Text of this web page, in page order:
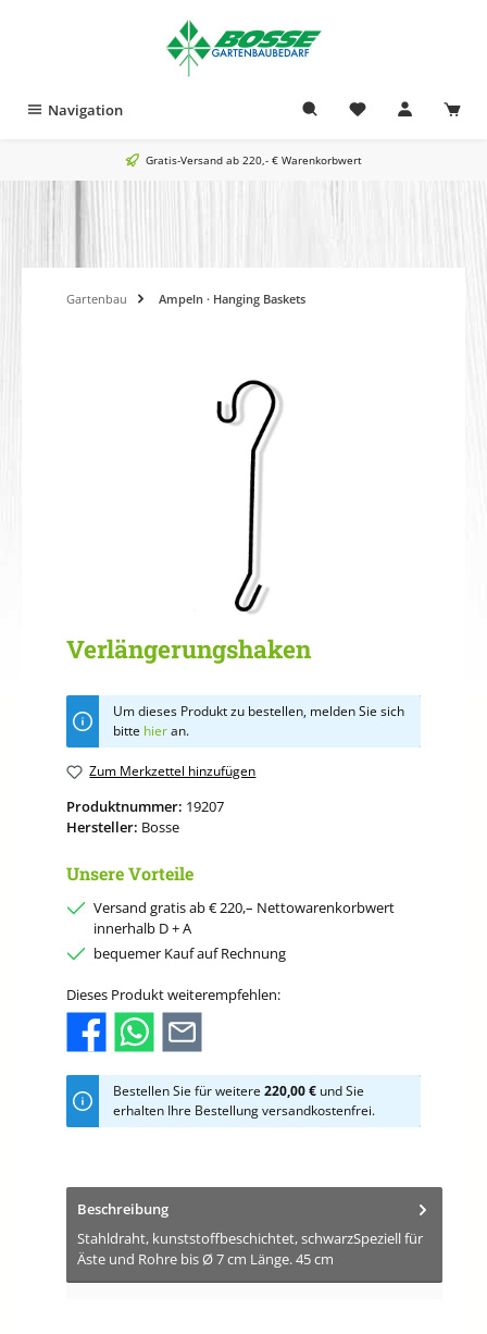
Navigation
Gratis-Versand ab 220,- € Warenkorbwert
Gartenbau Ampeln · Hanging Baskets
Verlängerungshaken
Um dieses Produkt zu bestellen, melden Sie sich
bitte hieran.
Zum Merkzettel hinzufügen
Produktnummer: 19207
Hersteller: Bosse
Unsere Vorteile
Versand gratis ab € 220,– Nettowarenkorbwert
innerhalb D + A
bequemer Kauf auf Rechnung
Dieses Produkt weiterempfehlen:
Bestellen Sie für weitere220,00 € und Sie
erhalten Ihre Bestellung versandkostenfrei.
Beschreibung
Stahldraht, kunststoffbeschichtet, schwarzSpeziell für
Äste und Rohre bis Ø 7 cm Länge. 45 cm